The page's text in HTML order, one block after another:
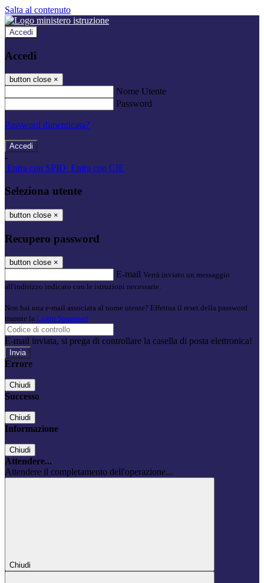
Salta al contenuto
Accedi
Accedi
button close ×
Nome Utente
Password
Password dimenticata?
-
Entra con SPID Entra con CIE
Seleziona utente
button close ×
Recupero password
button close ×
E-mail Verrà inviato un messaggio
all'indirizzo indicato con le istruzioni necessarie.
Non hai una e-mail associata al nome utente? Effettua il reset della password
tramite la Login Spaggiari
E-mail inviata, si prega di controllare la casella di posta elettronica!
Errore
Chiudi
Successo
Chiudi
Informazione
Chiudi
Attendere...
Attendere il completamento dell'operazione...
Chiudi